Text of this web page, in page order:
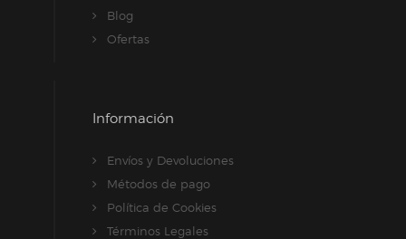
Blog
Ofertas
Información
Envíos y Devoluciones
Métodos de pago
Política de Cookies
Términos Legales